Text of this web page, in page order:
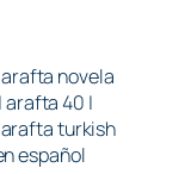
novela
arafta 40 |
turkish
español